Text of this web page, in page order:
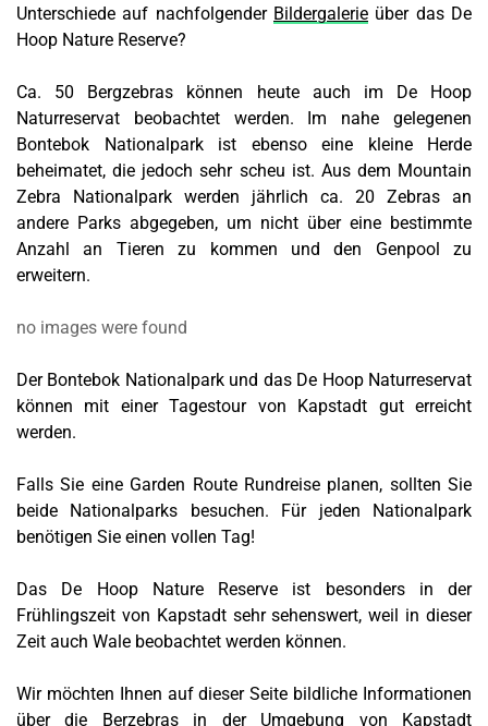
Unterschiede auf nachfolgender Bildergalerie über das De
Hoop Nature Reserve?
Ca. 50 Bergzebras können heute auch im De Hoop
Naturreservat beobachtet werden. Im nahe gelegenen
Bontebok Nationalpark ist ebenso eine kleine Herde
beheimatet, die jedoch sehr scheu ist. Aus dem Mountain
Zebra Nationalpark werden jährlich ca. 20 Zebras an
andere Parks abgegeben, um nicht über eine bestimmte
Anzahl an Tieren zu kommen und den Genpool zu
erweitern.
no images were found
Der Bontebok Nationalpark und das De Hoop Naturreservat
können mit einer Tagestour von Kapstadt gut erreicht
werden.
Falls Sie eine Garden Route Rundreise planen, sollten Sie
beide Nationalparks besuchen. Für jeden Nationalpark
benötigen Sie einen vollen Tag!
Das De Hoop Nature Reserve ist besonders in der
Frühlingszeit von Kapstadt sehr sehenswert, weil in dieser
Zeit auch Wale beobachtet werden können.
Wir möchten Ihnen auf dieser Seite bildliche Informationen
über die Berzebras in der Umgebung von Kapstadt